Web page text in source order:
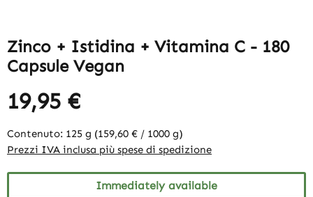
Zinco + Istidina + Vitamina C - 180
Capsule Vegan
19,95 €
Contenuto: 125 g (159,60 € / 1000 g)
Prezzi IVA inclusa più spese di spedizione
Immediately available